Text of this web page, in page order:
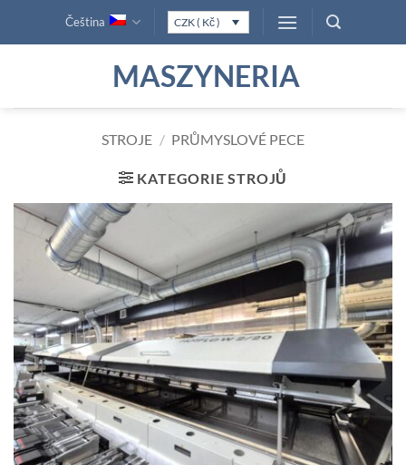
Čeština CZK ( Kč )
MASZYNERIA
STROJE / PRŮMYSLOVÉ PECE
KATEGORIE STROJŮ